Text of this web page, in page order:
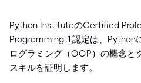
Python InstituteのCertified
Programming 1認定は、Python
ログラミング（OOP）の概念と
スキルを証明します。